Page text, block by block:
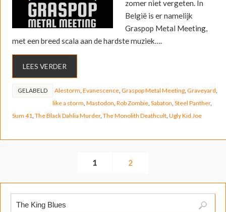
zomer niet vergeten. In
België is er namelijk
Graspop Metal Meeting,
met een breed scala aan de hardste muziek….
LEES VERDER
GELABELD Alestorm Evanescence, Graspop Metal Meeting, Graveyard
like a storm Mastodon Rob Zombie, Sabaton Steel Panther,
Sum 41 The Black Dahlia Murder, The Monolith Deathcult, Ugly Kid Joe
1 2